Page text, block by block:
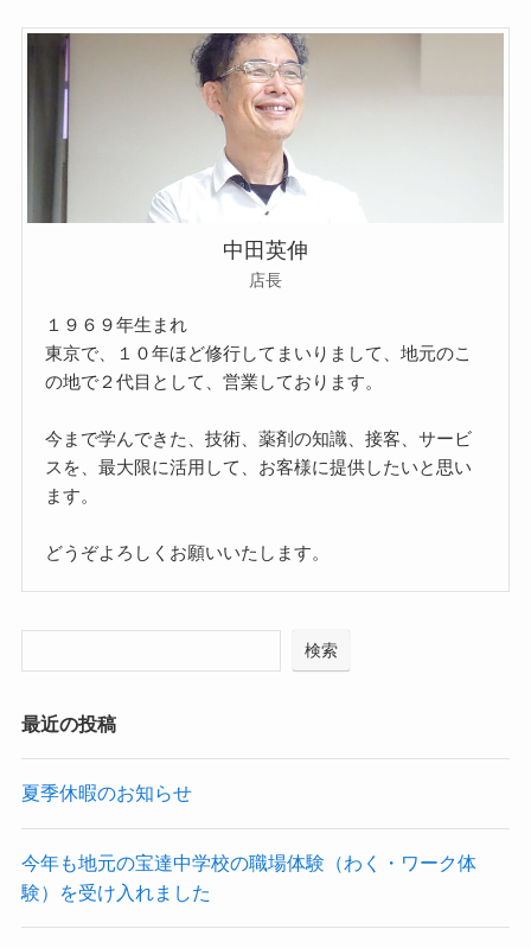
中田英伸
店長
１９６９年生まれ
東京で、１０年ほど修行してまいりまして、地元のこ
の地で２代目として、営業しております。
今まで学んできた、技術、薬剤の知識、接客、サービ
スを、最大限に活用して、お客様に提供したいと思い
ます。
どうぞよろしくお願いいたします。
検索
最近の投稿
夏季休暇のお知らせ
今年も地元の宝達中学校の職場体験（わく・ワーク体
験）を受け入れました